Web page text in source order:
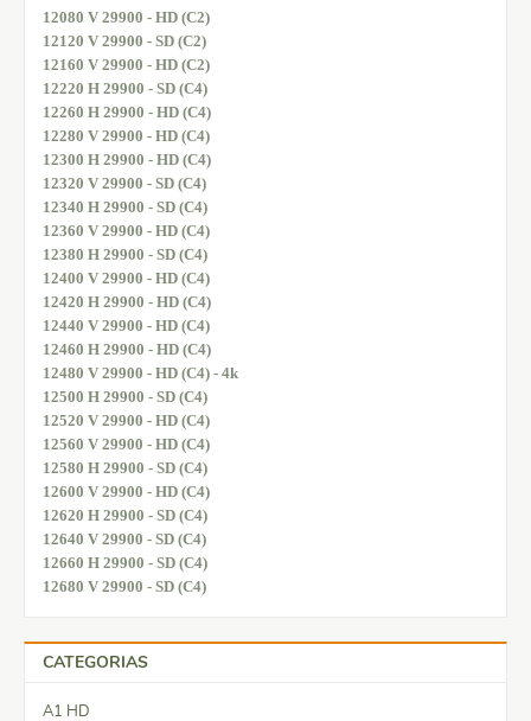
12080 V 29900 - HD (C2)
12120 V 29900 - SD (C2)
12160 V 29900 - HD (C2)
12220 H 29900 - SD (C4)
12260 H 29900 - HD (C4)
12280 V 29900 - HD (C4)
12300 H 29900 - HD (C4)
12320 V 29900 - SD (C4)
12340 H 29900 - SD (C4)
12360 V 29900 - HD (C4)
12380 H 29900 - SD (C4)
12400 V 29900 - HD (C4)
12420 H 29900 - HD (C4)
12440 V 29900 - HD (C4)
12460 H 29900 - HD (C4)
12480 V 29900 - HD (C4) - 4k
12500 H 29900 - SD (C4)
12520 V 29900 - HD (C4)
12560 V 29900 - HD (C4)
12580 H 29900 - SD (C4)
12600 V 29900 - HD (C4)
12620 H 29900 - SD (C4)
12640 V 29900 - SD (C4)
12660 H 29900 - SD (C4)
12680 V 29900 - SD (C4)
CATEGORIAS
A1 HD